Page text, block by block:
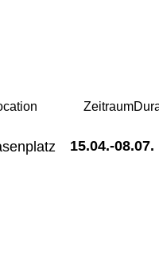
Zeitraum
15.04.-08.07.